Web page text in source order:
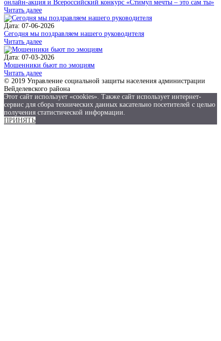
онлайн-акция и Всероссийский конкурс «Стимул мечты – это сам ты»
Читать далее
Дата: 07-06-2026
Сегодня мы поздравляем нашего руководителя
Читать далее
Дата: 07-03-2026
Мошенники бьют по эмоциям
Читать далее
© 2019 Управление социальной защиты населения администрации
Вейделевского района
Этот сайт использует «cookies». Также сайт использует интернет-
сервис для сбора технических данных касательно посетителей с целью
получения статистической информации.
ПРИНЯТЬ